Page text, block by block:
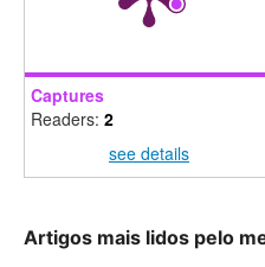
Captures
Readers: 2
see details
Artigos mais lidos pelo